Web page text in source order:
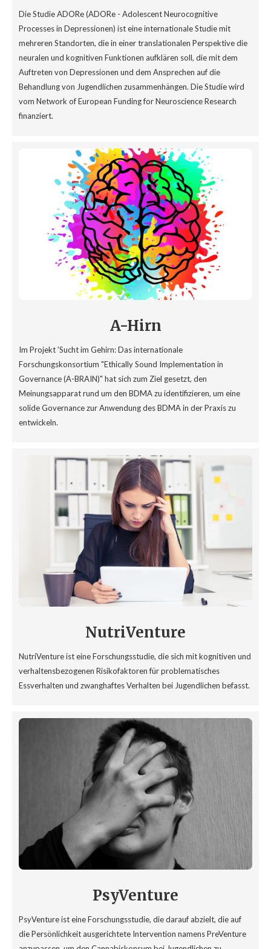
Die Studie ADORe (ADORe - Adolescent Neurocognitive
Processes in Depressionen) ist eine internationale Studie mit
mehreren Standorten, die in einer translationalen Perspektive die
neuralen und kognitiven Funktionen aufklären soll, die mit dem
Auftreten von Depressionen und dem Ansprechen auf die
Behandlung von Jugendlichen zusammenhängen. Die Studie wird
vom Network of European Funding for Neuroscience Research
finanziert.
A-Hirn
Im Projekt 'Sucht im Gehirn: Das internationale
Forschungskonsortium "Ethically Sound Implementation in
Governance (A-BRAIN)" hat sich zum Ziel gesetzt, den
Meinungsapparat rund um den BDMA zu identifizieren, um eine
solide Governance zur Anwendung des BDMA in der Praxis zu
entwickeln.
NutriVenture
NutriVenture ist eine Forschungsstudie, die sich mit kognitiven und
verhaltensbezogenen Risikofaktoren für problematisches
Essverhalten und zwanghaftes Verhalten bei Jugendlichen befasst.
PsyVenture
PsyVenture ist eine Forschungsstudie, die darauf abzielt, die auf
die Persönlichkeit ausgerichtete Intervention namens PreVenture